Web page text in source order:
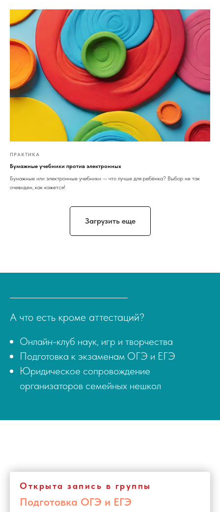
ПРАКТИКА
Бумажные учебники против электронных
Бумажные или электронные учебники — что лучше для ребёнка? Выбор не так
очевиден, как кажется!
Загрузить еще
А что есть кроме аттестаций?
Онлайн-клуб наук, игр и творчества
Подготовка к экзаменам ОГЭ и ЕГЭ
Юридическое сопровождение
организаторов семейных нешкол
Открыта запись в группы
Подготовка ОГЭ и ЕГЭ